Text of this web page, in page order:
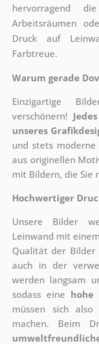
hervorragend
Arbeitsräumen
Druck auf
Farbtreue.
Warum gerade
Einzigartige
verschönern!
unseres
und stets
aus originellen
mit Bildern, die Sie
Hochwertiger
Unsere Bilder
Leinwand mit
Qualität der
auch in der
werden langsam
sodass eine hohe
müssen sich
machen. Beim